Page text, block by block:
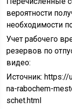
вероятности
необходимости
Учет рабочего
резервов по
видео:
Источник:https://
na-rabochem-
schet.html